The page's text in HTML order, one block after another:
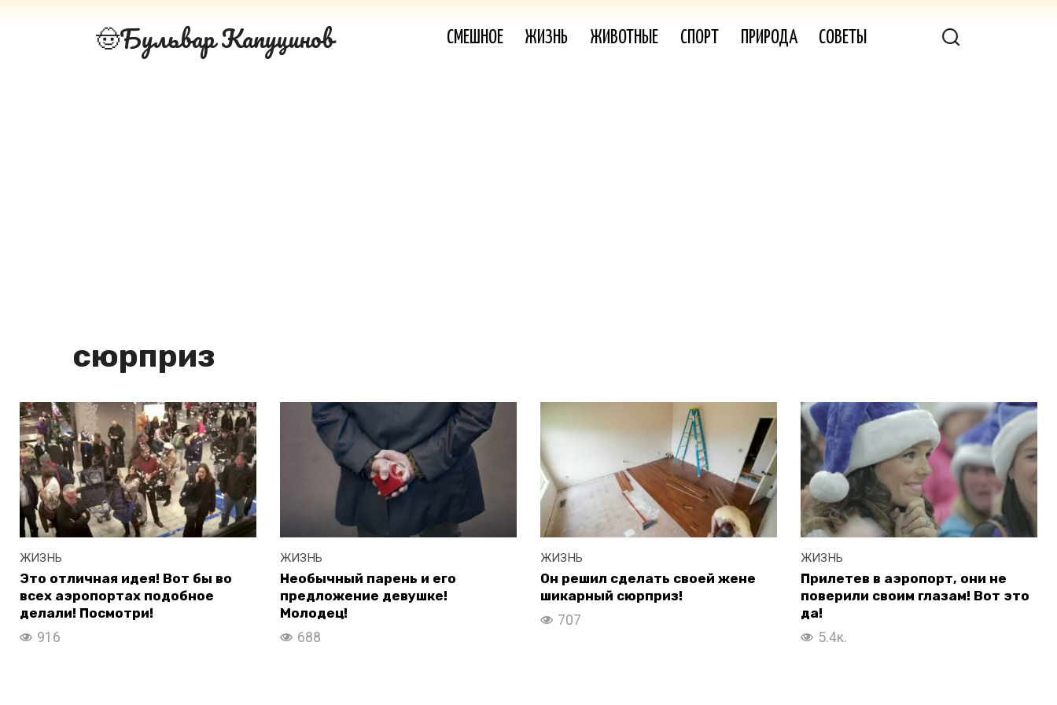
Бульвар Капуцинов СМЕШНОЕ ЖИЗНЬ ЖИВОТНЫЕ СПОРТ ПРИРОДА СОВЕТЫ
сюрприз
ЖИЗНЬ
Это отличная идея! Вот бы во
всех аэропортах подобное
делали! Посмотри!
916
ЖИЗНЬ
Необычный парень и его
предложение девушке!
Молодец!
688
ЖИЗНЬ
Он решил сделать своей жене
шикарный сюрприз!
707
ЖИЗНЬ
Прилетев в аэропорт, они не
поверили своим глазам! Вот это
да!
5.4к.